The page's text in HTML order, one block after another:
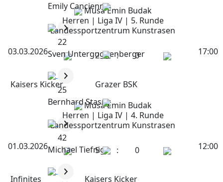
Musa Emin Budak
Herren | Liga IV | 5. Runde
Landessportzentrum Kunstrasen
03.03.2026
17:00
2 : 0
Kaisers Kicker
Grazer BSK
Musa Emin Budak
Herren | Liga IV | 4. Runde
Landessportzentrum Kunstrasen
01.03.2026
12:00
5 : 0
Infinites
Kaisers Kicker
Emily Cancienne
22
Sven Unterguggenberger
25
Bernhard Stasny
42
Michael Tiefnig